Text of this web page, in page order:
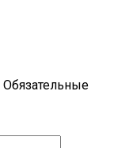
Обязательные